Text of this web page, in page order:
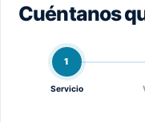
Cuéntanos
1
Servicio